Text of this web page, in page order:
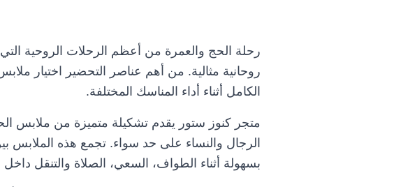
رحلة الحج والعمرة من أعظم الرحلات الروحية
روحانية مثالية. من أهم عناصر التحضير اختيار
الكامل أثناء أداء المناسك المختلفة.
متجر كنوز ستور يقدم تشكيلة متميزة من ملابس
الرجال والنساء على حد سواء. تجمع هذه الملابس
بسهولة أثناء الطواف، السعي، الصلاة والتنقل